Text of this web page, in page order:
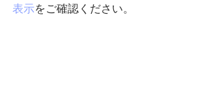
表示をご確認ください。